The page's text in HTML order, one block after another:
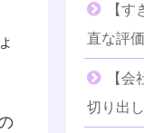
【
直な評
【
切り出